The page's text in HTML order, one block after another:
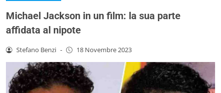
Michael Jackson in un film: la sua parte
affidata al nipote
Stefano Benzi - 18 Novembre 2023